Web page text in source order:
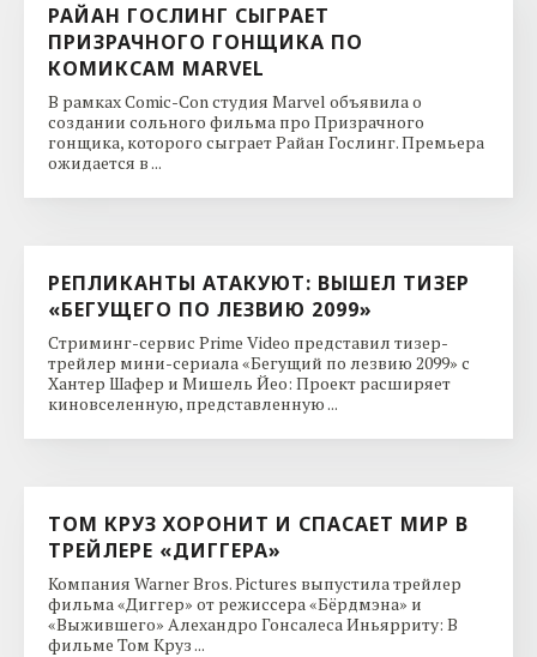
РАЙАН ГОСЛИНГ СЫГРАЕТ
ПРИЗРАЧНОГО ГОНЩИКА ПО
КОМИКСАМ MARVEL
В рамках Comic-Con студия Marvel объявила о
создании сольного фильма про Призрачного
гонщика, которого сыграет Райан Гослинг. Премьера
ожидается в ...
РЕПЛИКАНТЫ АТАКУЮТ: ВЫШЕЛ ТИЗЕР
«БЕГУЩЕГО ПО ЛЕЗВИЮ 2099»
Стриминг-сервис Prime Video представил тизер-
трейлер мини-сериала «Бегущий по лезвию 2099» с
Хантер Шафер и Мишель Йео: Проект расширяет
киновселенную, представленную ...
ТОМ КРУЗ ХОРОНИТ И СПАСАЕТ МИР В
ТРЕЙЛЕРЕ «ДИГГЕРА»
Компания Warner Bros. Pictures выпустила трейлер
фильма «Диггер» от режиссера «Бёрдмэна» и
«Выжившего» Алехандро Гонсалеса Иньярриту: В
фильме Том Круз ...